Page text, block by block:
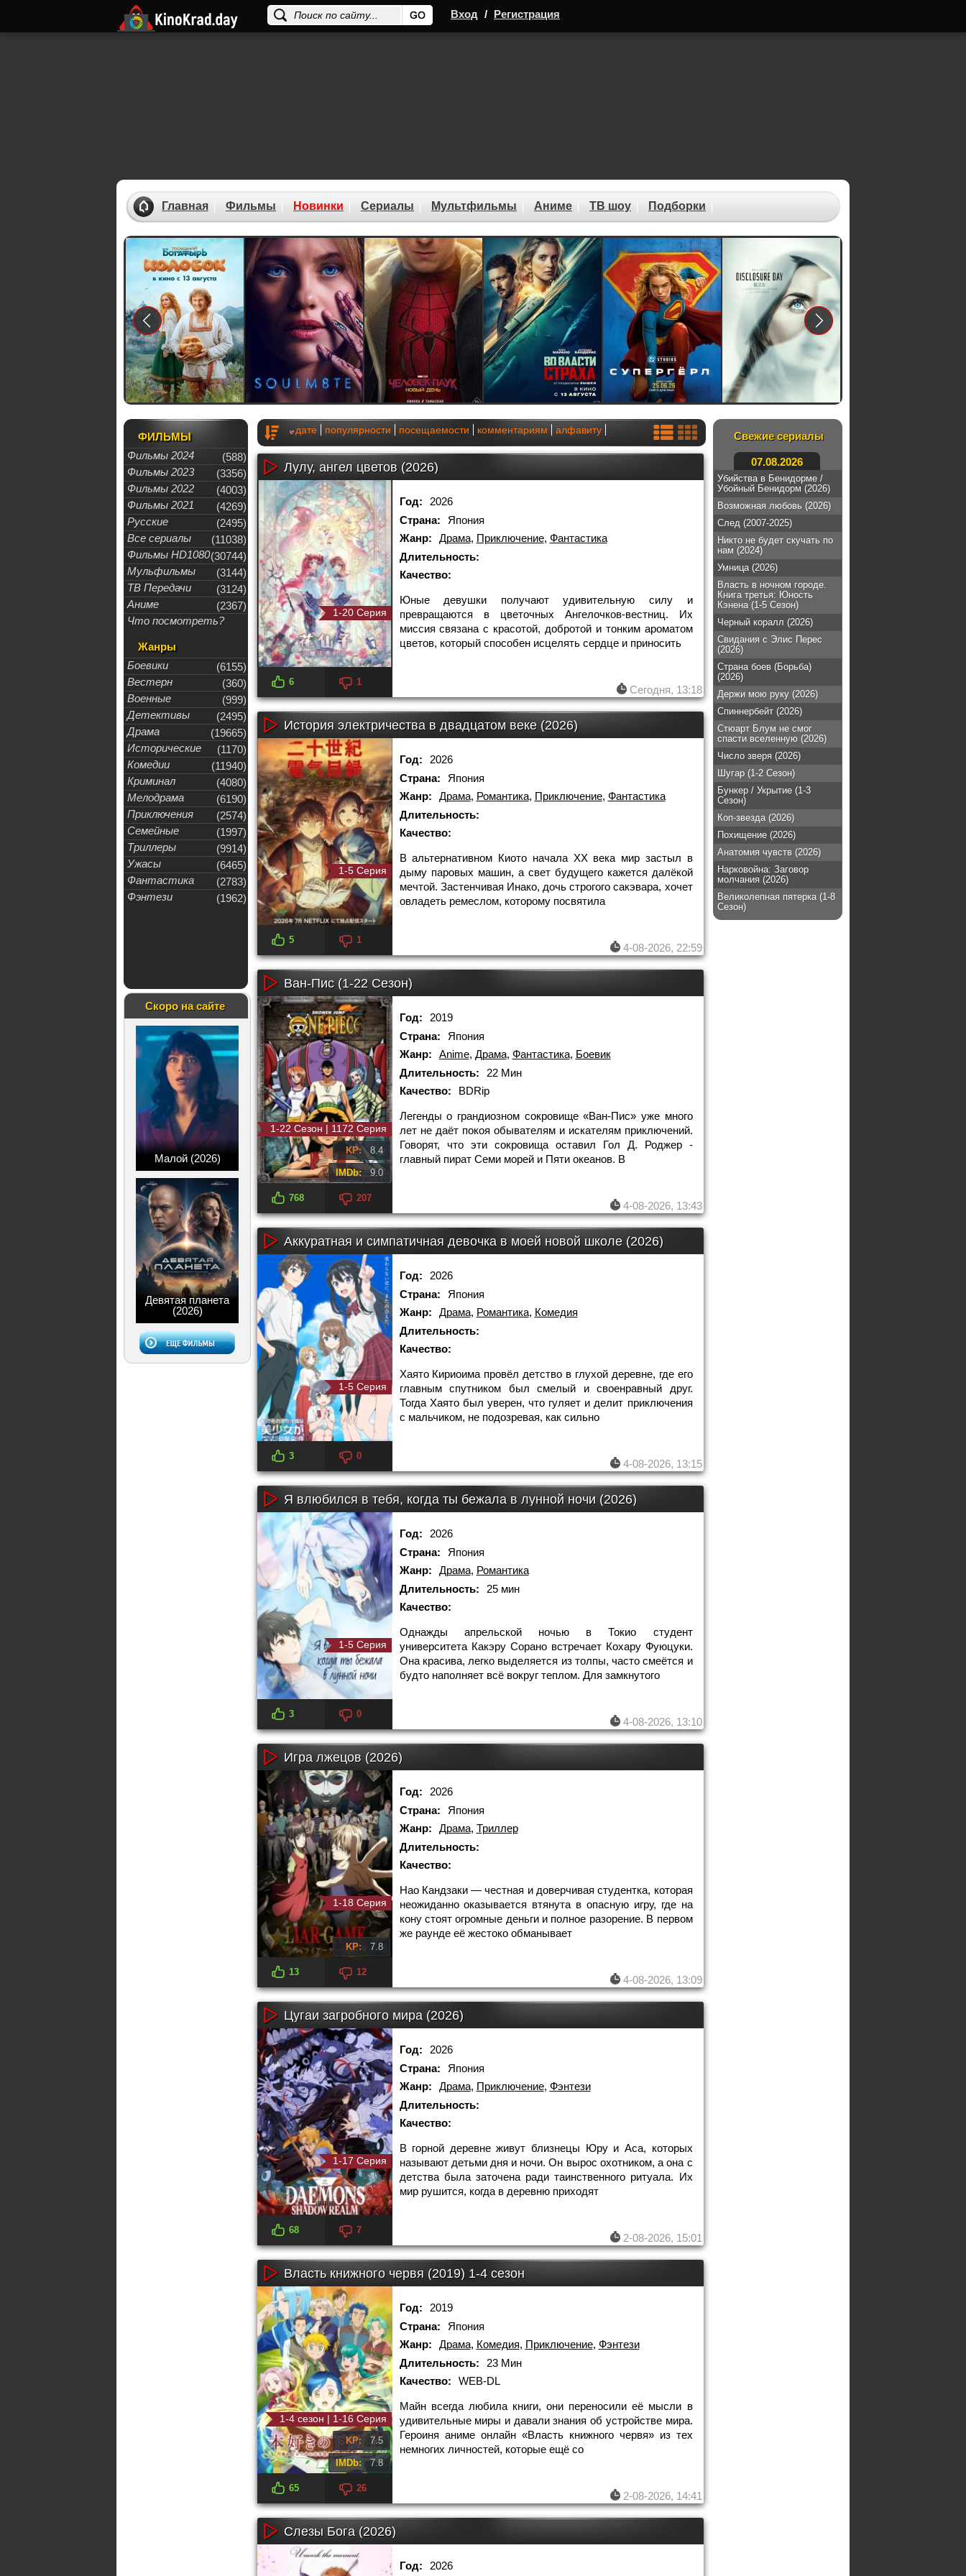
Вход / Регистрация
Главная Фильмы Новинки Сериалы Мультфильмы Аниме ТВ шоу Подборки
Previous Next
ФИЛЬМЫ
Фильмы 2024
(588)
Фильмы 2023
(3356)
Фильмы 2022
(4003)
Фильмы 2021
(4269)
Русские
(2495)
Все сериалы
(11038)
Фильмы HD1080(30744)
Мульфильмы
(3144)
ТВ Передачи
(3124)
Аниме
(2367)
Что посмотреть?
Жанры
Боевики
(6155)
Вестерн
(360)
Военные
(999)
Детективы
(2495)
Драма
(19665)
Исторические
(1170)
Комедии
(11940)
Криминал
(4080)
Мелодрама
(6190)
Приключения
(2574)
Семейные
(1997)
Триллеры
(9914)
Ужасы
(6465)
Фантастика
(2783)
Фэнтези
(1962)
Скоро на сайте
Малой (2026)
Девятая планета
(2026)
Свежие сериалы
07.08.2026
Убийства в Бенидорме /
Убойный Бенидорм (2026)
Возможная любовь (2026)
След (2007-2025)
Никто не будет скучать по
нам (2024)
Умница (2026)
Власть в ночном городе.
Книга третья: Юность
Кэнена (1-5 Сезон)
Черный коралл (2026)
Свидания с Элис Перес
(2026)
Страна боев (Борьба)
(2026)
Держи мою руку (2026)
Спиннербейт (2026)
Стюарт Блум не смог
спасти вселенную (2026)
Число зверя (2026)
Шугар (1-2 Сезон)
Бункер / Укрытие (1-3
Сезон)
Коп-звезда (2026)
Похищение (2026)
Анатомия чувств (2026)
Нарковойна: Заговор
молчания (2026)
Великолепная пятерка (1-8
Сезон)
дате популярности посещаемости комментариям алфавиту
Лулу, ангел цветов (2026)
1-20 Серия
6 1
Год:
2026
Страна:
Япония
Жанр:
Драма, Приключение, Фантастика
Длительность:
Качество:
Юные девушки получают удивительную силу и
превращаются в цветочных Ангелочков-вестниц. Их
миссия связана с красотой, добротой и тонким ароматом
цветов, который способен исцелять сердце и приносить
Сегодня, 13:18
История электричества в двадцатом веке (2026)
1-5 Серия
5 1
Год:
2026
Страна:
Япония
Жанр:
Драма, Романтика, Приключение, Фантастика
Длительность:
Качество:
В альтернативном Киото начала XX века мир застыл в
дыму паровых машин, а свет будущего кажется далёкой
мечтой. Застенчивая Инако, дочь строгого сакэвара, хочет
овладеть ремеслом, которому посвятила
4-08-2026, 22:59
Ван-Пис (1-22 Сезон)
1-22 Сезон | 1172 Серия
KP: 8.4
IMDb: 9.0
768 207
Год:
2019
Страна:
Япония
Жанр:
Anime, Драма, Фантастика, Боевик
Длительность:
22 Мин
Качество:
BDRip
Легенды о грандиозном сокровище «Ван-Пис» уже много
лет не даёт покоя обывателям и искателям приключений.
Говорят, что эти сокровища оставил Гол Д. Роджер -
главный пират Семи морей и Пяти океанов. В
4-08-2026, 13:43
Аккуратная и симпатичная девочка в моей новой школе (2026)
1-5 Серия
3 0
Год:
2026
Страна:
Япония
Жанр:
Драма, Романтика, Комедия
Длительность:
Качество:
Хаято Кириоима провёл детство в глухой деревне, где его
главным спутником был смелый и своенравный друг.
Тогда Хаято был уверен, что гуляет и делит приключения
с мальчиком, не подозревая, как сильно
4-08-2026, 13:15
Я влюбился в тебя, когда ты бежала в лунной ночи (2026)
1-5 Серия
3 0
Год:
2026
Страна:
Япония
Жанр:
Драма, Романтика
Длительность:
25 мин
Качество:
Однажды апрельской ночью в Токио студент
университета Какэру Сорано встречает Кохару Фуюцуки.
Она красива, легко выделяется из толпы, часто смеётся и
будто наполняет всё вокруг теплом. Для замкнутого
4-08-2026, 13:10
Игра лжецов (2026)
1-18 Серия
KP: 7.8
13 12
Год:
2026
Страна:
Япония
Жанр:
Драма, Триллер
Длительность:
Качество:
Нао Кандзаки — честная и доверчивая студентка, которая
неожиданно оказывается втянута в опасную игру, где на
кону стоят огромные деньги и полное разорение. В первом
же раунде её жестоко обманывает
4-08-2026, 13:09
Цугаи загробного мира (2026)
1-17 Серия
68 7
Год:
2026
Страна:
Япония
Жанр:
Драма, Приключение, Фэнтези
Длительность:
Качество:
В горной деревне живут близнецы Юру и Аса, которых
называют детьми дня и ночи. Он вырос охотником, а она с
детства была заточена ради таинственного ритуала. Их
мир рушится, когда в деревню приходят
2-08-2026, 15:01
Власть книжного червя (2019) 1-4 сезон
1-4 сезон | 1-16 Серия
KP: 7.5
IMDb: 7.8
65 26
Год:
2019
Страна:
Япония
Жанр:
Драма, Комедия, Приключение, Фэнтези
Длительность:
23 Мин
Качество:
WEB-DL
Майн всегда любила книги, они переносили её мысли в
удивительные миры и давали знания об устройстве мира.
Героиня аниме онлайн «Власть книжного червя» из тех
немногих личностей, которые ещё со
2-08-2026, 14:41
Слезы Бога (2026)
Год: 2026